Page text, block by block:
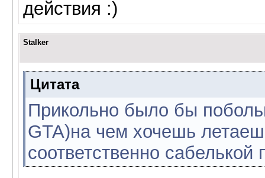
действия :)
Stalker
Цитата
Прикольно было бы
GTA)на чем хочешь
соответственно